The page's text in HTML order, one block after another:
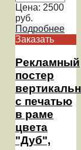
Цена: 2500
руб.
Подробнее
Заказать
Рекламный
постер
с печатью
в раме
цвета
"Дуб",